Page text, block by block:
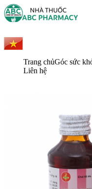
Trang chủGóc sức
Liên hệ